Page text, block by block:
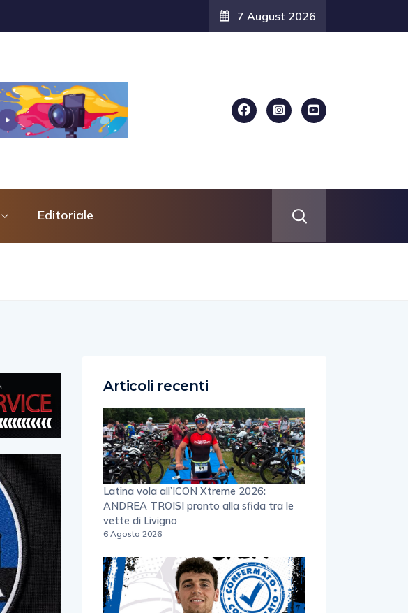
7 August 2026
Editoriale
Articoli recenti
Latina vola all’ICON Xtreme 2026:
ANDREA TROISI pronto alla sfida tra le
vette di Livigno
6 Agosto 2026